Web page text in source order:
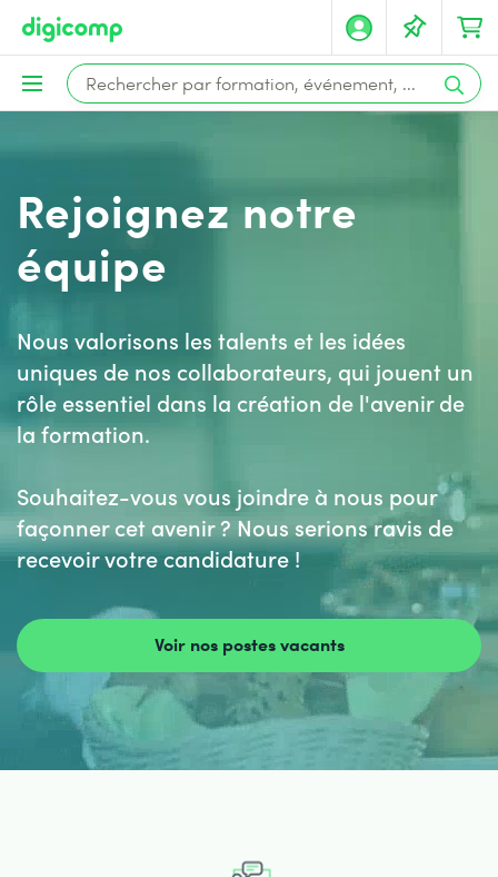
Rejoignez notre
équipe
Nous valorisons les talents et les idées
uniques de nos collaborateurs, qui jouent un
rôle essentiel dans la création de l'avenir de
la formation.
Souhaitez-vous vous joindre à nous pour
façonner cet avenir ? Nous serions ravis de
recevoir votre candidature !
Voir nos postes vacants